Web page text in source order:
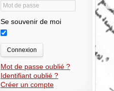
Se souvenir de moi
Connexion
Mot de passe oublié ?
Identifiant oublié ?
Créer un compte